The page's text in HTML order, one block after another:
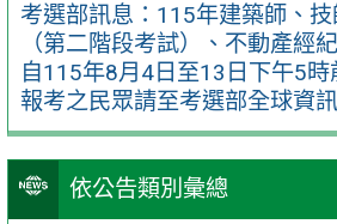
考選部訊息：115年建築師、
（第二階段考試）、不動產經
自115年8月4日至13日下午5
報考之民眾請至考選部全球資
依公告類別彙總